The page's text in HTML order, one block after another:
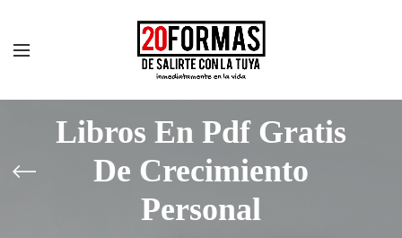
Libros En Pdf Gratis
De Crecimiento
Personal